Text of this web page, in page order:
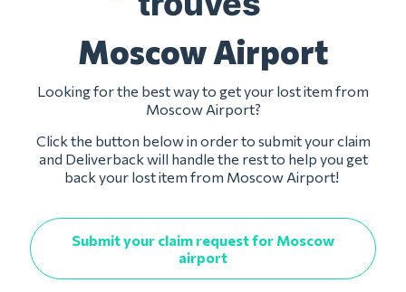
Moscow Airport
Looking for the best way to get your lost item from
Moscow Airport?
Click the button below in order to submit your claim
and Deliverback will handle the rest to help you get
back your lost item from Moscow Airport!
Submit your claim request for Moscow
airport